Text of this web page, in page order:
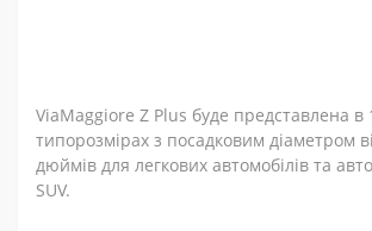
ViaMaggiore Z Plus буде представлена в
типорозмірах з посадковим діаметром
дюймів для легкових автомобілів та
SUV.